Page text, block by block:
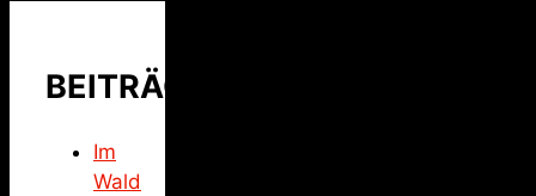
BEITRÄGE
Im
Wald